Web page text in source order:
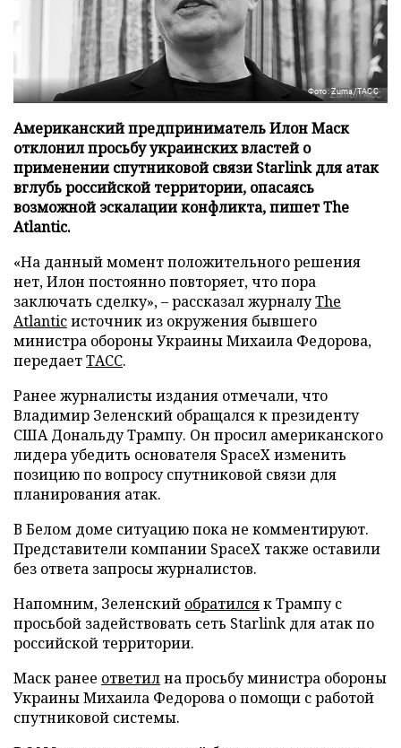
Фото: Zuma/ТАСС
Американский предприниматель Илон Маск
отклонил просьбу украинских властей о
применении спутниковой связи Starlink для атак
вглубь российской территории, опасаясь
возможной эскалации конфликта, пишет The
Atlantic.
«На данный момент положительного решения
нет, Илон постоянно повторяет, что пора
заключать сделку», – рассказал журналуThe
Atlanticисточник из окружения бывшего
министра обороны Украины Михаила Федорова,
передаетТАСС.
Ранее журналисты издания отмечали, что
Владимир Зеленский обращался к президенту
США Дональду Трампу. Он просил американского
лидера убедить основателя SpaceX изменить
позицию по вопросу спутниковой связи для
планирования атак.
В Белом доме ситуацию пока не комментируют.
Представители компании SpaceX также оставили
без ответа запросы журналистов.
Напомним, Зеленский обратилсяк Трампу с
просьбой задействовать сеть Starlink для атак по
российской территории.
Маск ранее ответилна просьбу министра обороны
Украины Михаила Федорова о помощи с работой
спутниковой системы.